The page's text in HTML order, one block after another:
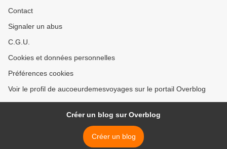
Contact
Signaler un abus
C.G.U.
Cookies et données personnelles
Préférences cookies
Voir le profil de aucoeurdemesvoyages sur le portail Overblog
Créer un blog sur Overblog
Créer un blog